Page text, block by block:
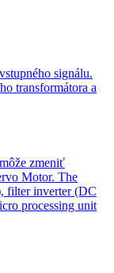
signálu.
transformátora a
zmeniť
Motor. The
filter inverter (DC
processing unit